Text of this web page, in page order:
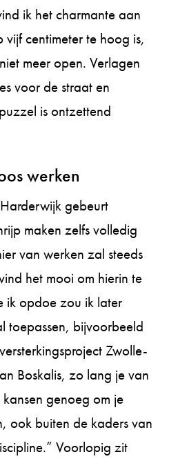
ik het charmante aan
vijf centimeter te hoog is,
meer open. Verlagen
voor de straat en
is ontzettend
werken
gebeurt
maken zelfs volledig
van werken zal steeds
het mooi om hierin te
ik opdoe zou ik later
toepassen, bijvoorbeeld
Zwolle-
Boskalis, zo lang je van
genoeg om je
ook buiten de kaders van
Voorlopig zit